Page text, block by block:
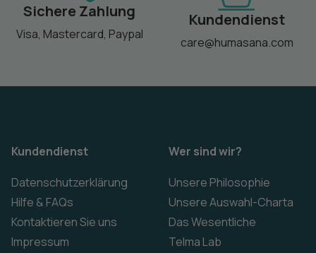
Sichere Zahlung
Visa, Mastercard, Paypal
Kundendienst
care@humasana.com
Kundendienst
Datenschutzerklärung
Hilfe & FAQs
Kontaktieren Sie uns
Impressum
Wer sind wir?
Unsere Philosophie
Unsere Auswahl-Charta
Das Wesentliche
Telma Lab